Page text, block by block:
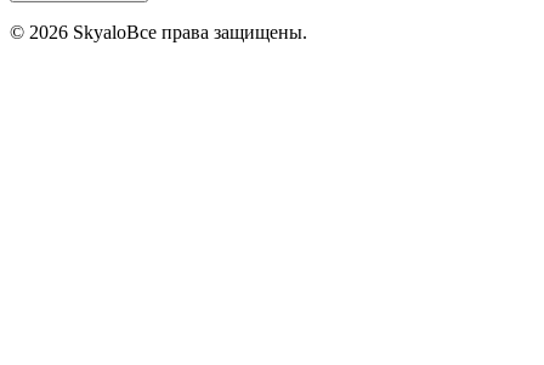
© 2026 SkyaloВсе права защищены.